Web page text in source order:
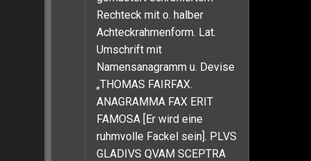
Rechteck mit o. halber
Achteckrahmenform. Lat.
Umschrift mit
Namensanagramm u. Devise
„THOMAS FAIRFAX.
ANAGRAMMA FAX ERIT
FAMOSA [Er wird eine
ruhmvolle Fackel sein]. PLVS
GLADIVS QVAM SCEPTRA